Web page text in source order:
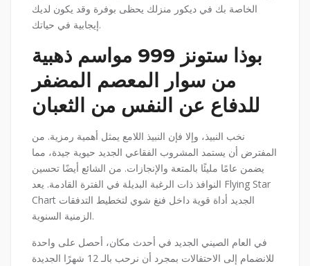
الخاصة بك في ديكور منزلك يحظى بوفرة وقد يكون لديك
إيجابية في حياتك.
بوذا ستونز 999 مواسم ذهبية
من سوار المعصم المضفر
للدفاع عن النفس من الثعبان
نخب النبيذ، وإلا فإن النبيذ اللامع يمثل أهمية رمزية. من
المفترض أن يستمد المشروب الفقاعي الجديد حيوية جيدة، مما
يضمن عامًا مليئًا بالمتعة والإنجازات. من الشائع أيضًا تحسين
النوافذ ذات الرغبة البديلة في الفترة القادمة. يعد Flying Star
Chart الجديد أداة قوية داخل فنغ شوي لتخطيط التدفقات
الزمنية السنوية.
في العام الصيني الجديد في أحدث مكان، أحصل على واحدة
للانضمام إلى الاحتفالات بمجرد أن نرحب بالـ 12 شهرًا الجديدة